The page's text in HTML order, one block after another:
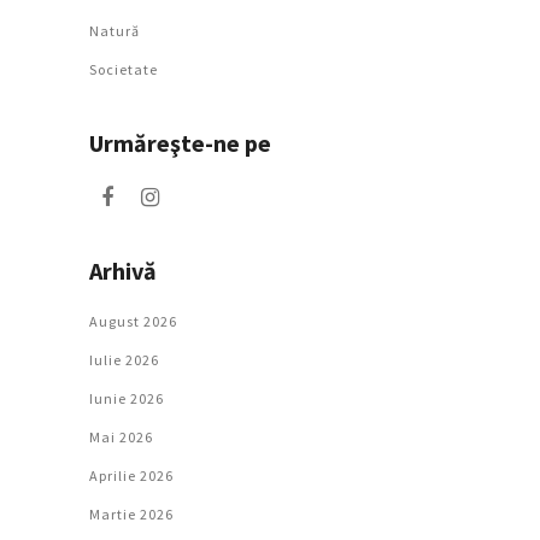
Natură
Societate
Urmăreşte-ne pe
Arhivă
August 2026
Iulie 2026
Iunie 2026
Mai 2026
Aprilie 2026
Martie 2026